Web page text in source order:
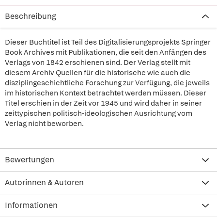
Beschreibung
Dieser Buchtitel ist Teil des Digitalisierungsprojekts Springer
Book Archives mit Publikationen, die seit den Anfängen des
Verlags von 1842 erschienen sind. Der Verlag stellt mit
diesem Archiv Quellen für die historische wie auch die
disziplingeschichtliche Forschung zur Verfügung, die jeweils
im historischen Kontext betrachtet werden müssen. Dieser
Titel erschien in der Zeit vor 1945 und wird daher in seiner
zeittypischen politisch-ideologischen Ausrichtung vom
Verlag nicht beworben.
Bewertungen
Autorinnen & Autoren
Informationen